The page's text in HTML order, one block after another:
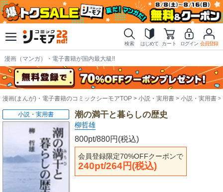
検索 はじめて カート ログイン 会員登録
漫画（マンガ）・電子書籍が国内最大級!!
漫画(まんが)・電子書籍のコミックシーモアTOP 小説・実用書 小説・実用書
潮の満干と暮らしの歴史
柳哲雄
800pt/880円(税込)
会員登録限定70%OFFクーポンで
240pt/264円(税込)
小説・実用書